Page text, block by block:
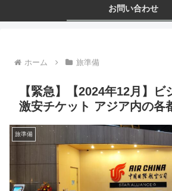
お問い合わせ
ホーム 旅準備
【緊急】【2024年12月】ビ
激安チケット アジア内の
旅準備